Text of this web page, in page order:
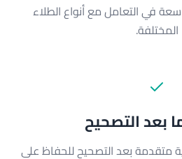
في التعامل مع أنواع الطلاء
المختلفة.
بعد التصحيح
متقدمة بعد التصحيح للحفاظ على